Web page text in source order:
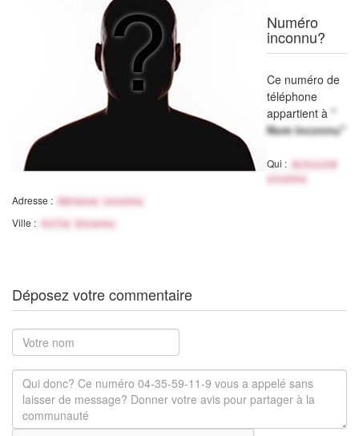
Numéro
inconnu?
Ce numéro de
téléphone
appartient à "
Nom inconnu"
Qui :
Activité
inconnu
Adresse : Adresse inconnu
Ville : Ville Inconnu
Déposez votre commentaire